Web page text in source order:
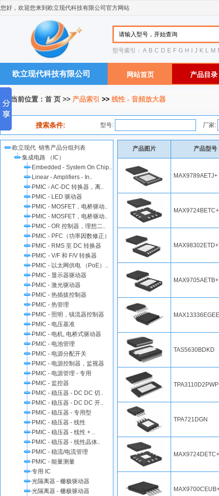
您好，欢迎您来到欧立现代科技有限公司官方网站
型号索引： A B C D E F G H J K L M
欧立现代科技有限公司 网站首页 产品目录
您当前位置： 首 页 >> 产品索引 >> 线性 - 音頻放大器
搜索条件: 型号: 厂家:
欧立现代 销售产品分组列表
集成电路 （IC）
Embedded - System On Chip..
Linear - Amplifiers - In..
PMIC - AC-DC 转换器，离..
PMIC - LED 驱动器
PMIC - MOSFET，电桥驱动..
PMIC - MOSFET，电桥驱动..
PMIC - OR 控制器，理想二..
PMIC - PFC（功率因数修正）
PMIC - RMS 至 DC 转换器
PMIC - V/F 和 F/V 转换器
PMIC - 以太网供电 （PoE）..
PMIC - 显示器驱动器
PMIC - 激光驱动器
PMIC - 热插拔控制器
PMIC - 热管理
PMIC - 照明，镇流器控制器
PMIC - 电压基准
PMIC - 电机, 电桥式驱动器
PMIC - 电池管理
PMIC - 电源分配开关
PMIC - 电源控制器，监视器
PMIC - 电源管理 - 专用
PMIC - 监控器
PMIC - 稳压器 - DC DC 切..
PMIC - 稳压器 - DC DC 开..
PMIC - 稳压器 - 专用型
PMIC - 稳压器 - 线性
PMIC - 稳压器 - 线性 + ..
PMIC - 稳压器 - 线性晶体..
PMIC - 稳流/电流管理
PMIC - 能量测量
专用 IC
光隔离器 - 栅极驱动器
光隔离器 - 栅极驱动器
产品图片 产品型号
MAX9789AETJ+
MAX9724BETC+
TAS5630BDKD
TPA3110D2PWP
TPA721DGN
MAX9724DETC+